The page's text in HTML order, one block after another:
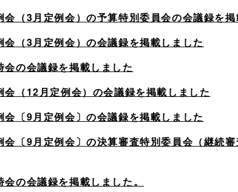
（3月定例会）の予算特別委員会の会議録を掲
（3月定例会）の会議録を掲載しました
の会議録を掲載しました
（12月定例会）の会議録を掲載しました
〔9月定例会〕の会議録を掲載しました
〔9月定例会〕の決算審査特別委員会（継続
の会議録を掲載しました。